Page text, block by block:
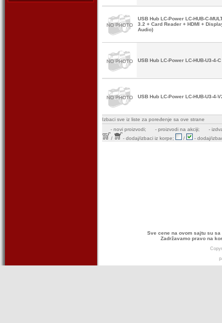
USB Hub LC-Power LC-HUB-C-
3.2 + Card Reader + HDMI +
Audio)
USB Hub LC-Power LC-HUB-U3-4-
USB Hub LC-Power LC-HUB-U3-4-
Izbaci sve iz liste za poređenje sa ove strane
- novi proizvodi; - proizvodi na akciji;
-
/
- dodaj/izbaci iz korpe; / - dodaj/
Sve cene na ovom sajtu su
Zadržavamo pravo na